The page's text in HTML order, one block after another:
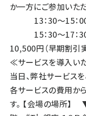
か一方にご参加いた
13：30～15：00
15：30～17：30
10,500円（早期
≪サービスを導入
当日、弊社サー
各サービスの費用か
す。 【会場の場所